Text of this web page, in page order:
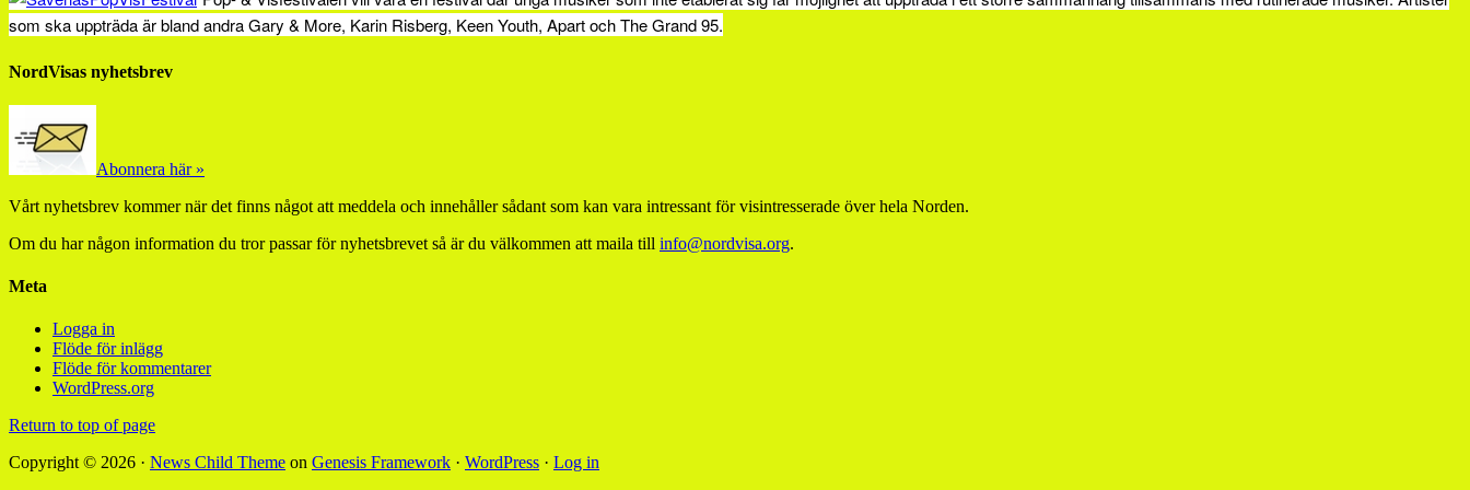
som ska uppträda är bland andra Gary & More, Karin Risberg, Keen Youth, Apart och The Grand 95.
NordVisas nyhetsbrev
Abonnera här »
Vårt nyhetsbrev kommer när det finns något att meddela och innehåller sådant som kan vara intressant för visintresserade över hela Norden.
Om du har någon information du tror passar för nyhetsbrevet så är du välkommen att maila till info@nordvisa.org.
Meta
Logga in
Flöde för inlägg
Flöde för kommentarer
WordPress.org
Return to top of page
Copyright © 2026 · News Child Theme on Genesis Framework · WordPress · Log in